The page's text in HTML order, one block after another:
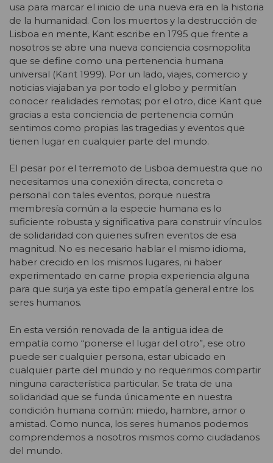
usa para marcar el inicio de una nueva era en la historia
de la humanidad. Con los muertos y la destrucción de
Lisboa en mente, Kant escribe en 1795 que frente a
nosotros se abre una nueva conciencia cosmopolita
que se define como una pertenencia humana
universal (Kant 1999). Por un lado, viajes, comercio y
noticias viajaban ya por todo el globo y permitían
conocer realidades remotas; por el otro, dice Kant que
gracias a esta conciencia de pertenencia común
sentimos como propias las tragedias y eventos que
tienen lugar en cualquier parte del mundo.
El pesar por el terremoto de Lisboa demuestra que no
necesitamos una conexión directa, concreta o
personal con tales eventos, porque nuestra
membresía común a la especie humana es lo
suficiente robusta y significativa para construir vínculos
de solidaridad con quienes sufren eventos de esa
magnitud. No es necesario hablar el mismo idioma,
haber crecido en los mismos lugares, ni haber
experimentado en carne propia experiencia alguna
para que surja ya este tipo empatía general entre los
seres humanos.
En esta versión renovada de la antigua idea de
empatía como “ponerse el lugar del otro”, ese otro
puede ser cualquier persona, estar ubicado en
cualquier parte del mundo y no requerimos compartir
ninguna característica particular. Se trata de una
solidaridad que se funda únicamente en nuestra
condición humana común: miedo, hambre, amor o
amistad. Como nunca, los seres humanos podemos
comprendemos a nosotros mismos como ciudadanos
del mundo.